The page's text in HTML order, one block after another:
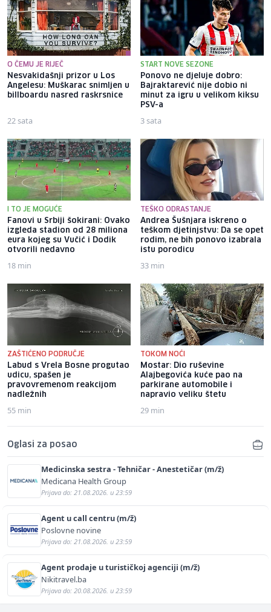
O ČEMU JE RIJEČ
Nesvakidašnji prizor u Los
Angelesu: Muškarac snimljen u
billboardu nasred raskrsnice
22 sata
START NOVE SEZONE
Ponovo ne djeluje dobro:
Bajraktarević nije dobio ni
minut za igru u velikom kiksu
PSV-a
3 sata
I TO JE MOGUĆE
Fanovi u Srbiji šokirani: Ovako
izgleda stadion od 28 miliona
eura kojeg su Vučić i Dodik
otvorili nedavno
18 min
TEŠKO ODRASTANJE
Andrea Šušnjara iskreno o
teškom djetinjstvu: Da se opet
rodim, ne bih ponovo izabrala
istu porodicu
33 min
ZAŠTIĆENO PODRUČJE
Labud s Vrela Bosne progutao
udicu, spašen je
pravovremenom reakcijom
nadležnih
55 min
TOKOM NOĆI
Mostar: Dio ruševine
Alajbegovića kuće pao na
parkirane automobile i
napravio veliku štetu
29 min
Oglasi za posao
Medicinska sestra - Tehničar - Anestetičar (m/ž)
Medicana Health Group
Prijava do: 21.08.2026. u 23:59
Agent u call centru (m/ž)
Poslovne novine
Prijava do: 21.08.2026. u 23:59
Agent prodaje u turističkoj agenciji (m/ž)
Nikitravel.ba
Prijava do: 20.08.2026. u 23:59